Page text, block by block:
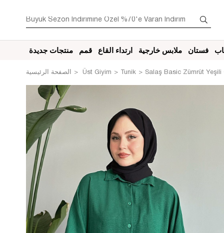
منتجات جديدة قمم ارتداء القاع ملابس خارجية فستان
الصفحة الرئيسية Üst Giyim Tunik Salaş Basic Zümrüt Yeşili